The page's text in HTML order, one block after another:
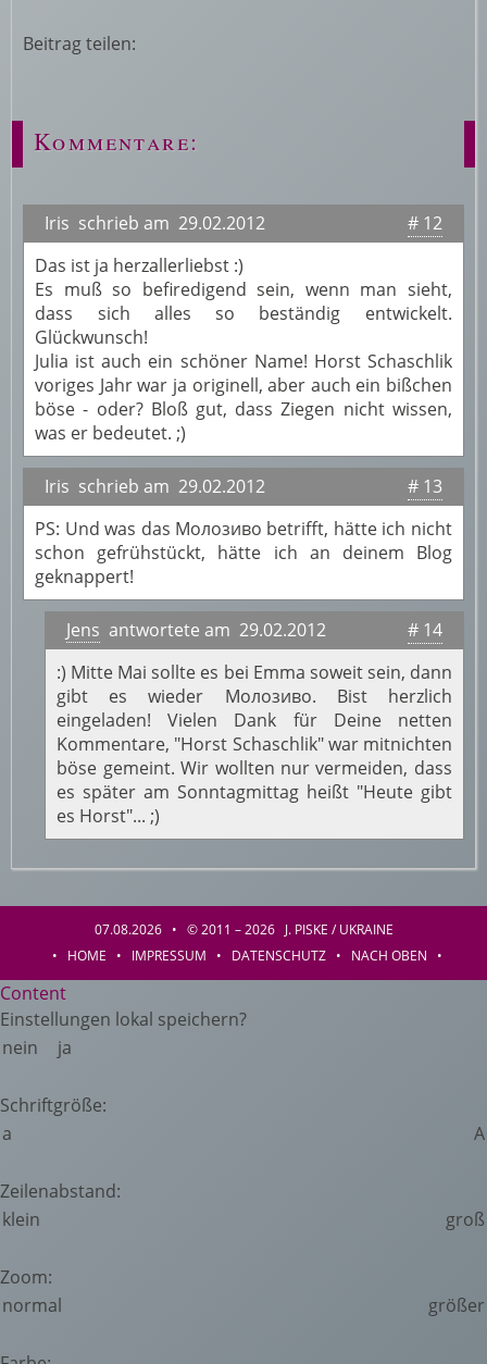
Beitrag teilen:
Kommentare:
Iris schrieb am 29.02.2012
# 12
Das ist ja herzallerliebst :)
Es muß so befiredigend sein, wenn man sieht,
dass sich alles so beständig entwickelt.
Glückwunsch!
Julia ist auch ein schöner Name! Horst Schaschlik
voriges Jahr war ja originell, aber auch ein bißchen
böse - oder? Bloß gut, dass Ziegen nicht wissen,
was er bedeutet. ;)
Iris schrieb am 29.02.2012
# 13
PS: Und was das Молозиво betrifft, hätte ich nicht
schon gefrühstückt, hätte ich an deinem Blog
geknappert!
Jens antwortete am 29.02.2012
# 14
:) Mitte Mai sollte es bei Emma soweit sein, dann
gibt es wieder Молозиво. Bist herzlich
eingeladen! Vielen Dank für Deine netten
Kommentare, "Horst Schaschlik" war mitnichten
böse gemeint. Wir wollten nur vermeiden, dass
es später am Sonntagmittag heißt "Heute gibt
es Horst"... ;)
07.08.2026 • © 2011 – 2026 J. PISKE / UKRAINE
• HOME • IMPRESSUM • DATENSCHUTZ• NACH OBEN •
Content
Einstellungen lokal speichern?
nein
ja
Schriftgröße:
a
A
Zeilenabstand:
klein
groß
Zoom:
normal
größer